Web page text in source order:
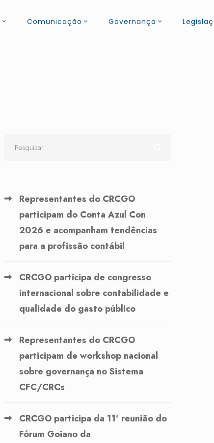
Comunicação Governança
Representantes do CRCGO
participam do Conta Azul Con
2026 e acompanham tendências
para a profissão contábil
CRCGO participa de congresso
internacional sobre contabilidade e
qualidade do gasto público
Representantes do CRCGO
participam de workshop nacional
sobre governança no Sistema
CFC/CRCs
CRCGO participa da 11ª reunião do
Fórum Goiano da